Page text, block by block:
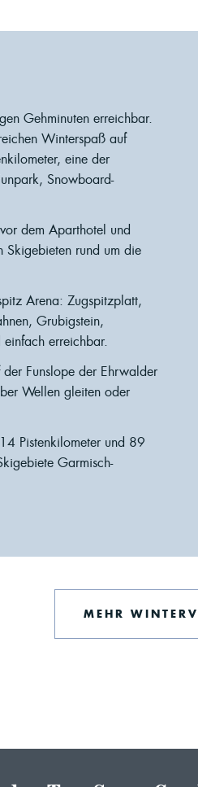
Gehminuten erreichbar.
Winterspaß auf
eine der
Snowboard-
dem Aparthotel und
Skigebieten rund um die
Arena: Zugspitzplatt,
Grubigstein,
erreichbar.
Funslope der Ehrwalder
Wellen gleiten oder
Pistenkilometer und 89
Garmisch-
MEHR